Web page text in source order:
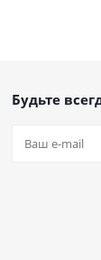
Будьте